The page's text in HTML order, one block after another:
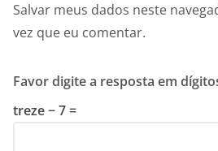
Salvar meus dados neste
vez que eu comentar.
Favor digite a resposta em
treze − 7 =